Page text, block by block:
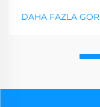
DAHA FAZLA GÖR